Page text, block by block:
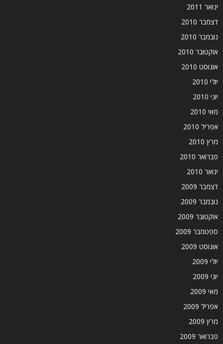
ינואר 2011
דצמבר 2010
נובמבר 2010
אוקטובר 2010
אוגוסט 2010
יולי 2010
יוני 2010
מאי 2010
אפריל 2010
מרץ 2010
פברואר 2010
ינואר 2010
דצמבר 2009
נובמבר 2009
אוקטובר 2009
ספטמבר 2009
אוגוסט 2009
יולי 2009
יוני 2009
מאי 2009
אפריל 2009
מרץ 2009
פברואר 2009